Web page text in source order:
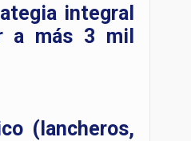
integral
a más 3 mil
(lancheros,